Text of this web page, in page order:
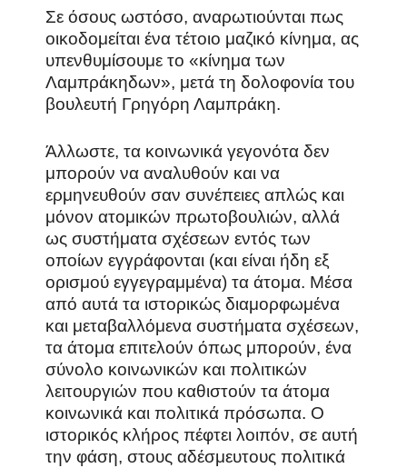
Σε όσους ωστόσο, αναρωτιούνται πως
οικοδομείται ένα τέτοιο μαζικό κίνημα, ας
υπενθυμίσουμε το «κίνημα των
Λαμπράκηδων», μετά τη δολοφονία του
βουλευτή Γρηγόρη Λαμπράκη.
Άλλωστε, τα κοινωνικά γεγονότα δεν
μπορούν να αναλυθούν και να
ερμηνευθούν σαν συνέπειες απλώς και
μόνον ατομικών πρωτοβουλιών, αλλά
ως συστήματα σχέσεων εντός των
οποίων εγγράφονται (και είναι ήδη εξ
ορισμού εγγεγραμμένα) τα άτομα. Μέσα
από αυτά τα ιστορικώς διαμορφωμένα
και μεταβαλλόμενα συστήματα σχέσεων,
τα άτομα επιτελούν όπως μπορούν, ένα
σύνολο κοινωνικών και πολιτικών
λειτουργιών που καθιστούν τα άτομα
κοινωνικά και πολιτικά πρόσωπα. Ο
ιστορικός κλήρος πέφτει λοιπόν, σε αυτή
την φάση, στους αδέσμευτους πολιτικά